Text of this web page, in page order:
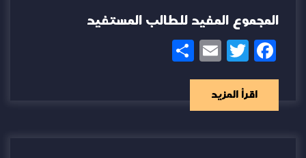
المجموع المفيد للطالب المستفيد
Facebook
Twitter
Email
اقرأ المزيد